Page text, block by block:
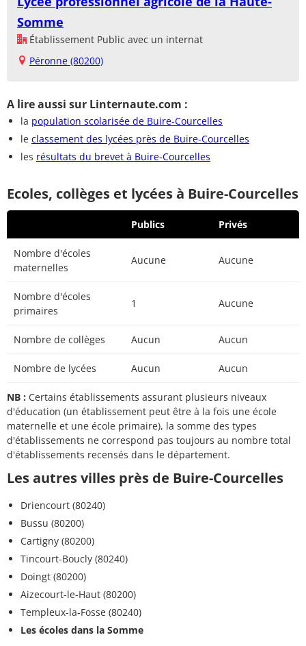
Somme
Établissement Public avec un internat
Péronne (80200)
A lire aussi sur Linternaute.com :
la population scolarisée de Buire-Courcelles
le classement des lycées près de Buire-Courcelles
les résultats du brevet à Buire-Courcelles
Ecoles, collèges et lycées à Buire-Courcelles
Publics Privés
Nombre d'écoles
maternelles
Aucune Aucune
Nombre d'écoles
primaires
1 Aucune
Nombre de collèges Aucun Aucun
Nombre de lycées Aucun Aucun
NB : Certains établissements assurant plusieurs niveaux
d'éducation (un établissement peut être à la fois une école
maternelle et une école primaire), la somme des types
d'établissements ne correspond pas toujours au nombre total
d'établissements recensés dans le département.
Les autres villes près de Buire-Courcelles
Driencourt (80240)
Bussu (80200)
Cartigny (80200)
Tincourt-Boucly (80240)
Doingt (80200)
Aizecourt-le-Haut (80200)
Templeux-la-Fosse (80240)
Les écoles dans la Somme